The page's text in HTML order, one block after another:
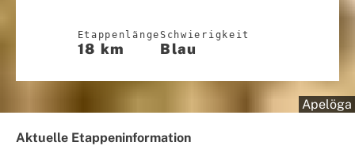
Apelöga
Etappenlänge
18 km
Schwierigkeit
Blau
Aktuelle Etappeninformation